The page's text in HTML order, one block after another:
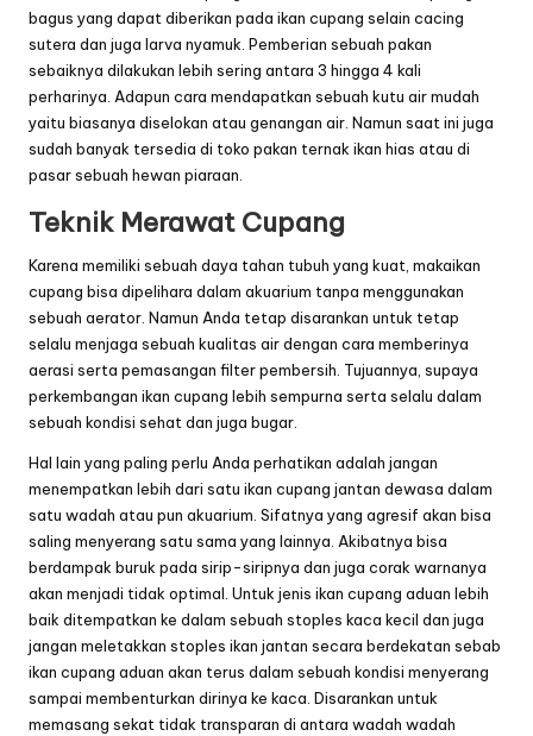
bagus yang dapat diberikan pada ikan cupang selain cacing
sutera dan juga larva nyamuk. Pemberian sebuah pakan
sebaiknya dilakukan lebih sering antara 3 hingga 4 kali
perharinya. Adapun cara mendapatkan sebuah kutu air mudah
yaitu biasanya diselokan atau genangan air. Namun saat ini juga
sudah banyak tersedia di toko pakan ternak ikan hias atau di
pasar sebuah hewan piaraan.
Teknik Merawat Cupang
Karena memiliki sebuah daya tahan tubuh yang kuat, makaikan
cupang bisa dipelihara dalam akuarium tanpa menggunakan
sebuah aerator. Namun Anda tetap disarankan untuk tetap
selalu menjaga sebuah kualitas air dengan cara memberinya
aerasi serta pemasangan filter pembersih. Tujuannya, supaya
perkembangan ikan cupang lebih sempurna serta selalu dalam
sebuah kondisi sehat dan juga bugar.
Hal lain yang paling perlu Anda perhatikan adalah jangan
menempatkan lebih dari satu ikan cupang jantan dewasa dalam
satu wadah atau pun akuarium. Sifatnya yang agresif akan bisa
saling menyerang satu sama yang lainnya. Akibatnya bisa
berdampak buruk pada sirip-siripnya dan juga corak warnanya
akan menjadi tidak optimal. Untuk jenis ikan cupang aduan lebih
baik ditempatkan ke dalam sebuah stoples kaca kecil dan juga
jangan meletakkan stoples ikan jantan secara berdekatan sebab
ikan cupang aduan akan terus dalam sebuah kondisi menyerang
sampai membenturkan dirinya ke kaca. Disarankan untuk
memasang sekat tidak transparan di antara wadah wadah